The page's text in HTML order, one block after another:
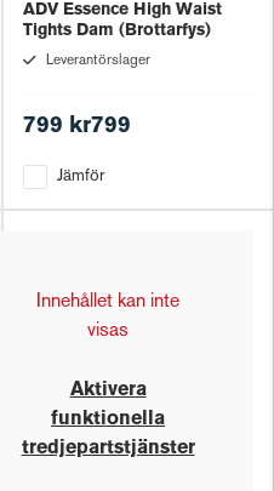
ADV Essence High Waist
Tights Dam (Brottarfys)
Leverantörslager
799 kr799
Jämför
Innehållet kan inte
visas
Aktivera
funktionella
tredjepartstjänster